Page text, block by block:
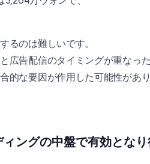
るのは難しいです。
広告配信のタイミングが重なっ
的な要因が作用した可能性があ
ングの中盤で有効とな